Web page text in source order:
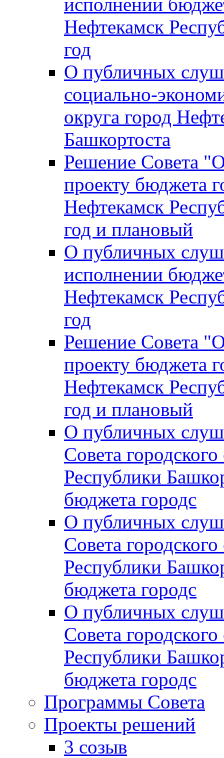
Нефтекамск
год
О публичных
социально-
округа город
Башкортоста
Решение Совета
проекту бюджета
Нефтекамск
год и плановый
О публичных
исполнении
Нефтекамск
год
Решение Совета
проекту бюджета
Нефтекамск
год и плановый
О публичных
Совета
Республики
бюджета городс
О публичных
Совета
Республики
бюджета городс
О публичных
Совета
Республики
бюджета городс
Программы Совета
Проекты решений
3 созыв